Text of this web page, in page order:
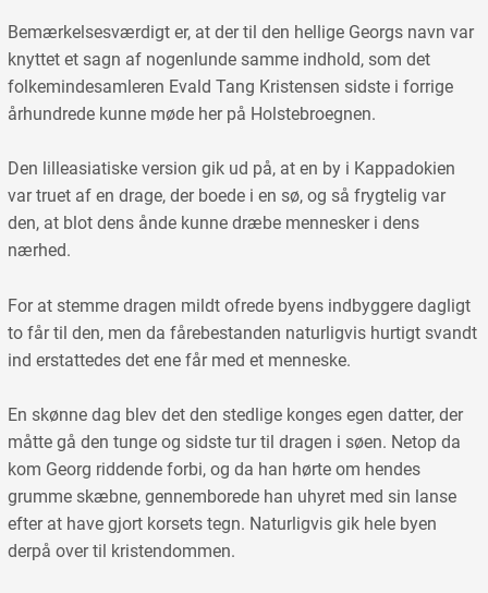
Bemærkelsesværdigt er, at der til den hellige Georgs navn var
knyttet et sagn af nogenlunde samme indhold, som det
folkemindesamleren Evald Tang Kristensen sidste i forrige
århundrede kunne møde her på Holstebroegnen.
Den lilleasiatiske version gik ud på, at en by i Kappadokien
var truet af en drage, der boede i en sø, og så frygtelig var
den, at blot dens ånde kunne dræbe mennesker i dens
nærhed.
For at stemme dragen mildt ofrede byens indbyggere dagligt
to får til den, men da fårebestanden naturligvis hurtigt svandt
ind erstattedes det ene får med et menneske.
En skønne dag blev det den stedlige konges egen datter, der
måtte gå den tunge og sidste tur til dragen i søen. Netop da
kom Georg riddende forbi, og da han hørte om hendes
grumme skæbne, gennemborede han uhyret med sin lanse
efter at have gjort korsets tegn. Naturligvis gik hele byen
derpå over til kristendommen.